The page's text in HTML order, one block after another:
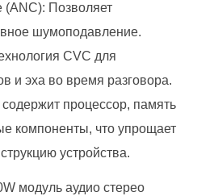
Позволяет
шумоподавление.
CVC для
и эха во время разговора.
процессор, память
компоненты, что упрощает
устройства.
модуль аудио стерео